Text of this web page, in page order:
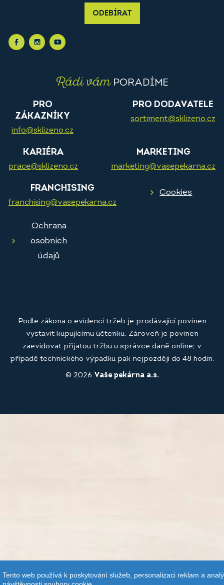
ODEBÍRAT
Rádi vámPORADÍME
PRO
ZÁKAZNÍKY
info@sklizeno.cz
PRO DODAVATELE
sortiment@sklizeno.cz
KARIÉRA
prace@sklizeno.cz
MARKETING
marketing@vasepekarna.cz
FRANCHISING
franchising@vasepekarna.cz
Cookies
Ochrana
osobních
údajů
© 2026 Vaše pekárna a.s.
Podle zákona o evidenci tržeb je prodávající povinen
vystavit kupujícímu účtenku. Zároveň je povinen
zaevidovat přijatou tržbu u správce daně online; v
případě technického výpadku pak nejpozději do 48 hodin.
Tento web používá k poskytování služeb, personalizaci reklam a